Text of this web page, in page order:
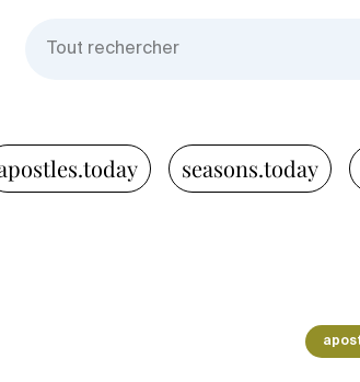
seasons.today